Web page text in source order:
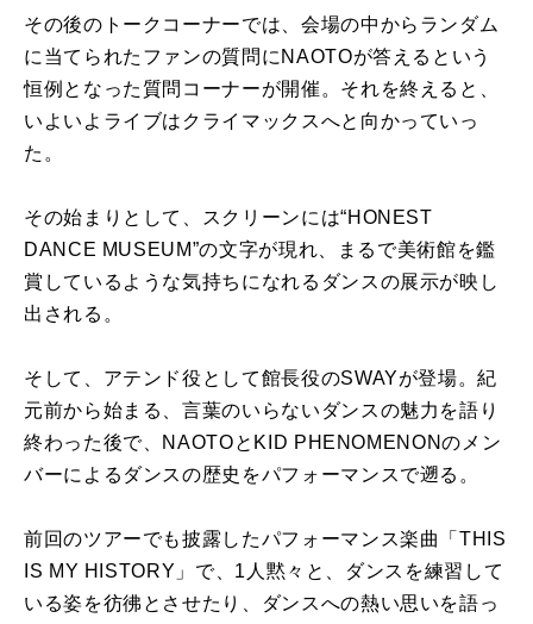
その後のトークコーナーでは、会場の中からランダム
に当てられたファンの質問にNAOTOが答えるという
恒例となった質問コーナーが開催。それを終えると、
いよいよライブはクライマックスへと向かっていっ
た。
その始まりとして、スクリーンには“HONEST
DANCE MUSEUM”の文字が現れ、まるで美術館を鑑
賞しているような気持ちになれるダンスの展示が映し
出される。
そして、アテンド役として館長役のSWAYが登場。紀
元前から始まる、言葉のいらないダンスの魅力を語り
終わった後で、NAOTOとKID PHENOMENONのメン
バーによるダンスの歴史をパフォーマンスで遡る。
前回のツアーでも披露したパフォーマンス楽曲「THIS
IS MY HISTORY」で、1人黙々と、ダンスを練習して
いる姿を彷彿とさせたり、ダンスへの熱い思いを語っ